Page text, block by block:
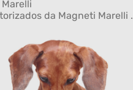
da Magneti Marelli .